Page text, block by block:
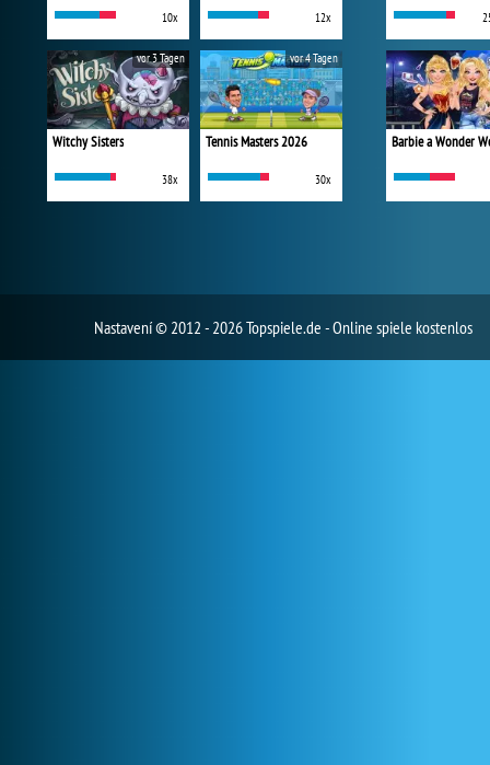
10x 12x
Witchy Sisters
38x
vor 3 Tagen
Tennis Masters 2026
30x
vor 4 Tagen
Nastavení© 2012 - 2026 Topspiele.de - Online spiele kostenlos